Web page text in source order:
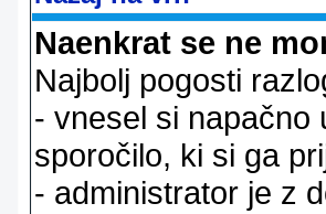
Naenkrat se ne
Najbolj pogosti
- vnesel si napačno
sporočilo, ki si ga
- administrator je z